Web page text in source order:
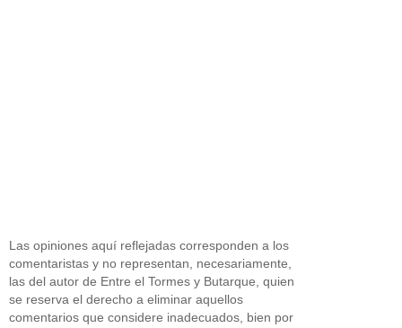
Las opiniones aquí reflejadas corresponden a los
comentaristas y no representan, necesariamente,
las del autor de Entre el Tormes y Butarque, quien
se reserva el derecho a eliminar aquellos
comentarios que considere inadecuados, bien por